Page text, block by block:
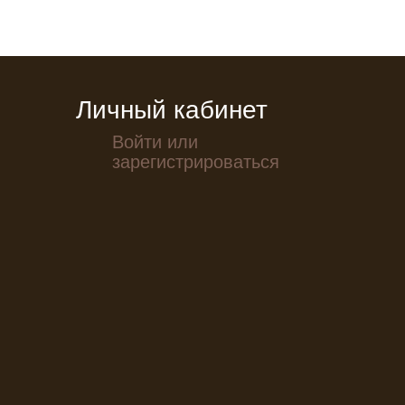
Личный кабинет
Войти или
зарегистрироваться